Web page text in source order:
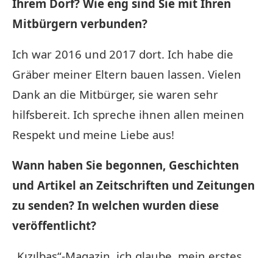
Ihrem Dorf? Wie eng sind Sie mit Ihren
Mitbürgern verbunden?
Ich war 2016 und 2017 dort. Ich habe die
Gräber meiner Eltern bauen lassen. Vielen
Dank an die Mitbürger, sie waren sehr
hilfsbereit. Ich spreche ihnen allen meinen
Respekt und meine Liebe aus!
Wann haben Sie begonnen, Geschichten
und Artikel an Zeitschriften und Zeitungen
zu senden? In welchen wurden diese
veröffentlicht?